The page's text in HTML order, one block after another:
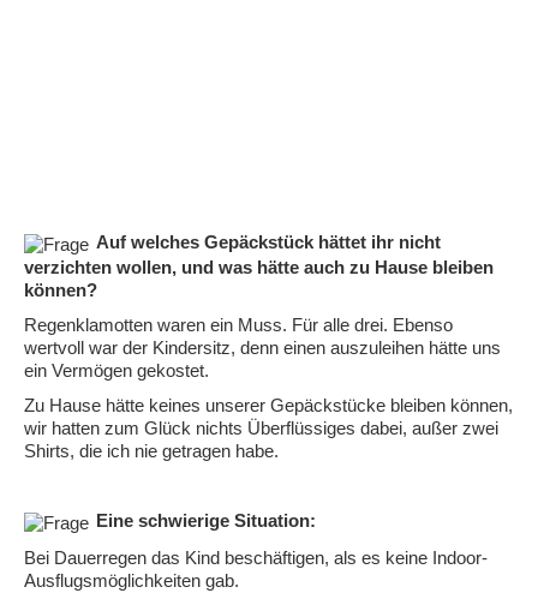
Auf welches Gepäckstück hättet ihr nicht
verzichten wollen, und was hätte auch zu Hause bleiben
können?
Regenklamotten waren ein Muss. Für alle drei. Ebenso
wertvoll war der Kindersitz, denn einen auszuleihen hätte uns
ein Vermögen gekostet.
Zu Hause hätte keines unserer Gepäckstücke bleiben können,
wir hatten zum Glück nichts Überflüssiges dabei, außer zwei
Shirts, die ich nie getragen habe.
Eine schwierige Situation:
Bei Dauerregen das Kind beschäftigen, als es keine Indoor-
Ausflugsmöglichkeiten gab.